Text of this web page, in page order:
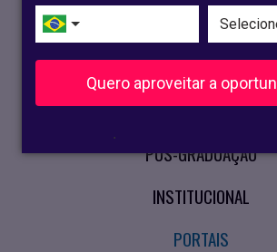
Quero aproveitar a
.
RECIFE
VESTIBULAR
CURSOS PRESENCIAIS
PÓS-GRADUAÇÃO
INSTITUCIONAL
PORTAIS